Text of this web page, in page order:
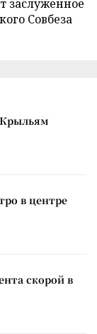
заслуженное
Совбеза
в центре
скорой в